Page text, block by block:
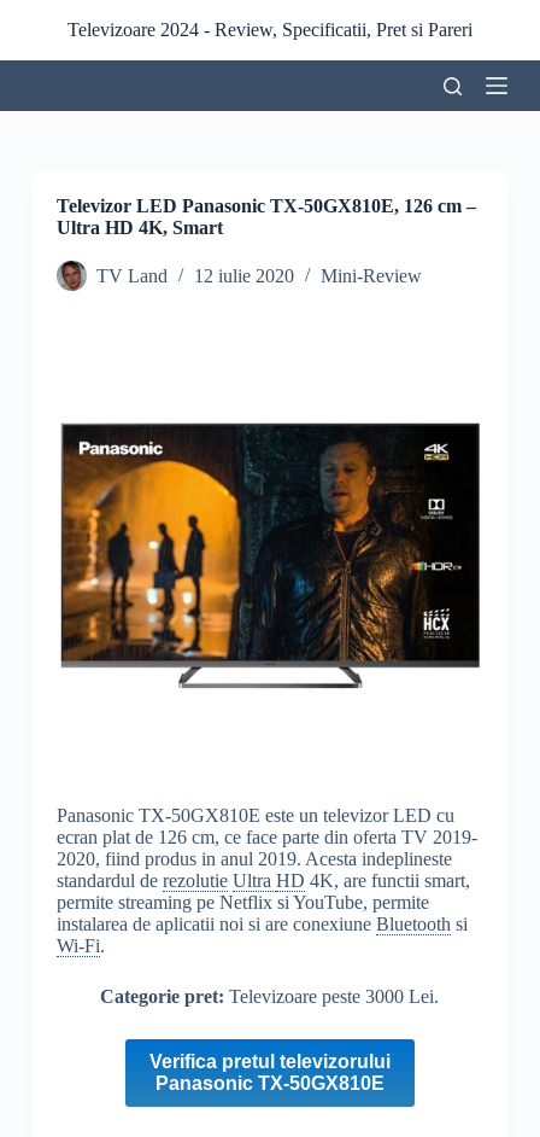
r
l
Televizoare 2024 - Review, Specificatii, Pret si Pareri
Televizor LED Panasonic TX-50GX810E, 126 cm –
Ultra HD 4K, Smart
TV Land 12 iulie 2020 Mini-Review
Panasonic TX-50GX810E este un televizor LED cu
ecran plat de 126 cm, ce face parte din oferta TV 2019-
2020, fiind produs in anul 2019. Acesta indeplineste
standardul de rezolutie Ultra HD 4K, are functii smart,
permite streaming pe Netflix si YouTube, permite
instalarea de aplicatii noi si are conexiune Bluetooth si
Wi-Fi.
Categorie pret:Televizoare peste 3000 Lei.
Verifica pretul televizorului
Panasonic TX-50GX810E